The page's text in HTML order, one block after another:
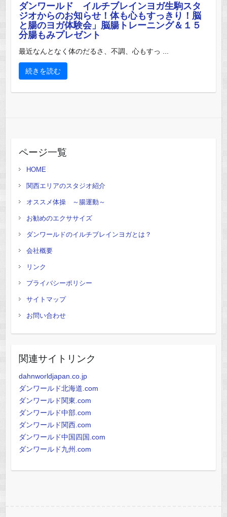
ダンワールド イルチブレインヨガ生駒スタ
ジオからのお知らせ！体も心もすっきり！脳
と腸のヨガ体験会」脳腸トレーニング＆１５
分腸もみプレゼント
最近なんとなく体のだるさ、不調、心もすっ ...
続きを読む
ページ一覧
HOME
関西エリアのスタジオ紹介
オススメ体操 ～腸運動～
お勧めのエクササイズ
ダンワールドのイルチブレインヨガとは？
会社概要
リンク
プライバシーポリシー
サイトマップ
お問い合わせ
関連サイトリンク
dahnworldjapan.co.jp
ダンワールド北海道.com
ダンワールド関東.com
ダンワールド中部.com
ダンワールド関西.com
ダンワールド中国四国.com
ダンワールド九州.com